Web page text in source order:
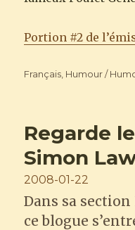
Portion #2 de
Categories
Français Humour /
Regarde
Simon
Posted
on
2008-01-22
Dans sa
ce blogue